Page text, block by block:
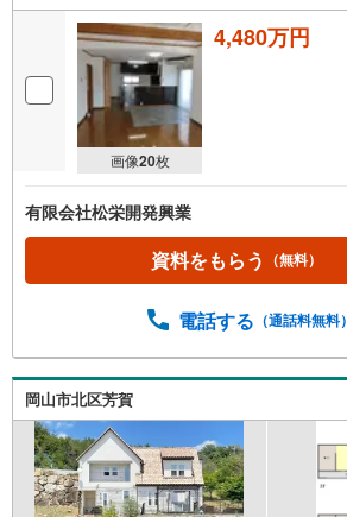
画像20枚
4,480万円
有限会社松栄開発興業
資料をもらう （無料）
電話する （通話料無料）
岡山市北区芳賀